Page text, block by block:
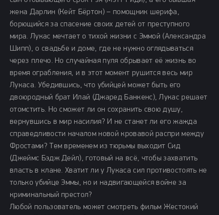
жена Дарлин (Кейт Бёртон) – помощник шерифа,
борющийся за спасение своих детей от преступного
мира. Лукас мечтает о тихой жизни с Эммой (Александра
Шипп), о свадьбе и доме, где не нужно оглядываться
через плечо. Но случайная пуля обрывает её жизнь во
время ограбления, и в этот момент рушится весь мир
Лукаса. Убедившись, что убийцей может быть его
двоюродный брат Илай (Джаред Банкенс), Лукас решает
отомстить. Но сможет ли он сохранить свою душу,
вернувшись в мир насилия? И не станет ли его жажда
справедливости началом новой кровавой распри между
Фростами? Тем временем из тюрьмы выходит Сид
(Джеймс Бэдж Дейл), готовый на всё, чтобы захватить
власть в клане. Хватит ли у Лукаса сил противостоять не
только убийце Эммы, но и надвигающейся войне за
криминальный престол?
Любой пользователь может смотреть фильм Жестокий